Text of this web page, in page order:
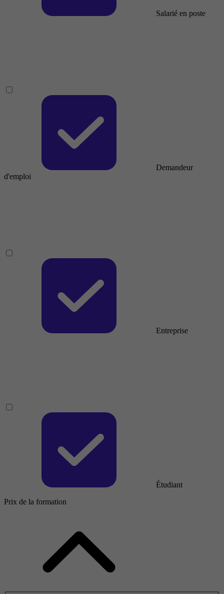
Salarié en poste
Demandeur
d'emploi
Entreprise
Étudiant
Prix de la formation